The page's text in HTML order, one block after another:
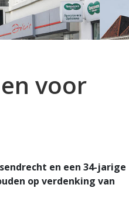
voor
en een 34-jarige
op verdenking van